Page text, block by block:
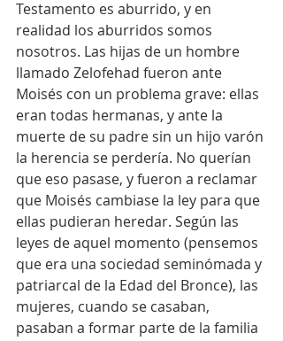
Testamento es aburrido, y en
realidad los aburridos somos
nosotros. Las hijas de un hombre
llamado Zelofehad fueron ante
Moisés con un problema grave: ellas
eran todas hermanas, y ante la
muerte de su padre sin un hijo varón
la herencia se perdería. No querían
que eso pasase, y fueron a reclamar
que Moisés cambiase la ley para que
ellas pudieran heredar. Según las
leyes de aquel momento (pensemos
que era una sociedad seminómada y
patriarcal de la Edad del Bronce), las
mujeres, cuando se casaban,
pasaban a formar parte de la familia